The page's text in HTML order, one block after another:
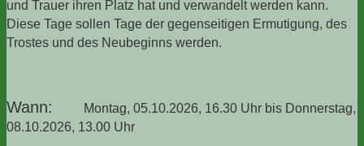
und Trauer ihren Platz hat und verwandelt werden kann.
Diese Tage sollen Tage der gegenseitigen Ermutigung, des
Trostes und des Neubeginns werden.
Wann: Montag, 05.10.2026, 16.30 Uhr bis Donnerstag,
08.10.2026, 13.00 Uhr